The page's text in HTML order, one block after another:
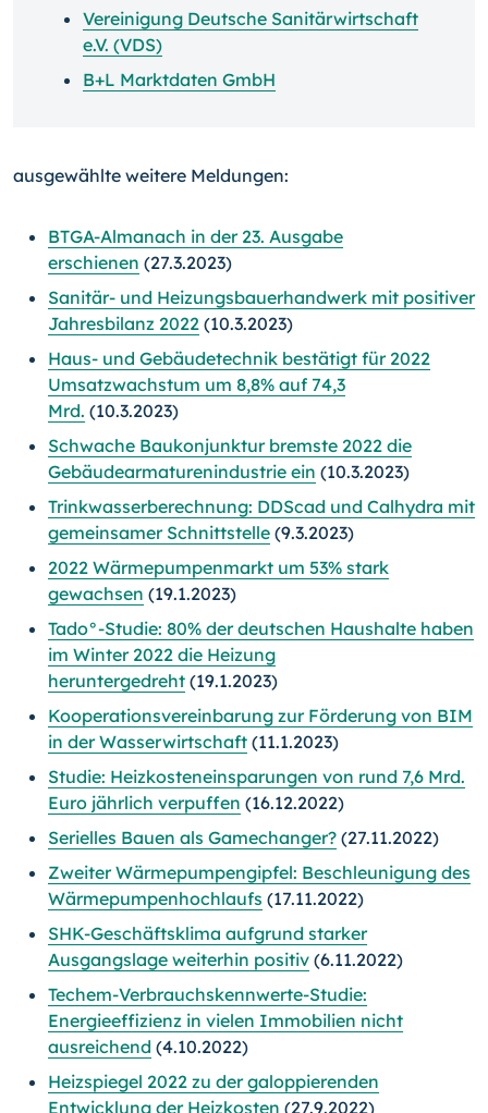
Vereinigung Deutsche Sanitärwirtschaft
e.V. (VDS)
B+L Marktdaten GmbH
ausgewählte weitere Meldungen:
BTGA-Almanach in der 23. Ausgabe
erschienen (27.3.2023)
Sanitär- und Heizungsbauerhandwerk mit positiver
Jahresbilanz 2022 (10.3.2023)
Haus- und Gebäudetechnik bestätigt für 2022
Umsatzwachstum um 8,8% auf 74,3
Mrd. (10.3.2023)
Schwache Baukonjunktur bremste 2022 die
Gebäudearmaturenindustrie ein (10.3.2023)
Trinkwasserberechnung: DDScad und Calhydra mit
gemeinsamer Schnittstelle (9.3.2023)
2022 Wärmepumpenmarkt um 53% stark
gewachsen (19.1.2023)
Tado°-Studie: 80% der deutschen Haushalte haben
im Winter 2022 die Heizung
heruntergedreht (19.1.2023)
Kooperationsvereinbarung zur Förderung von BIM
in der Wasserwirtschaft (11.1.2023)
Studie: Heizkosteneinsparungen von rund 7,6 Mrd.
Euro jährlich verpuffen (16.12.2022)
Serielles Bauen als Gamechanger? (27.11.2022)
Zweiter Wärmepumpengipfel: Beschleunigung des
Wärmepumpenhochlaufs (17.11.2022)
SHK-Geschäftsklima aufgrund starker
Ausgangslage weiterhin positiv (6.11.2022)
Techem-Verbrauchskennwerte-Studie:
Energieeffizienz in vielen Immobilien nicht
ausreichend (4.10.2022)
Heizspiegel 2022 zu der galoppierenden
Entwicklung der Heizkosten (27.9.2022)